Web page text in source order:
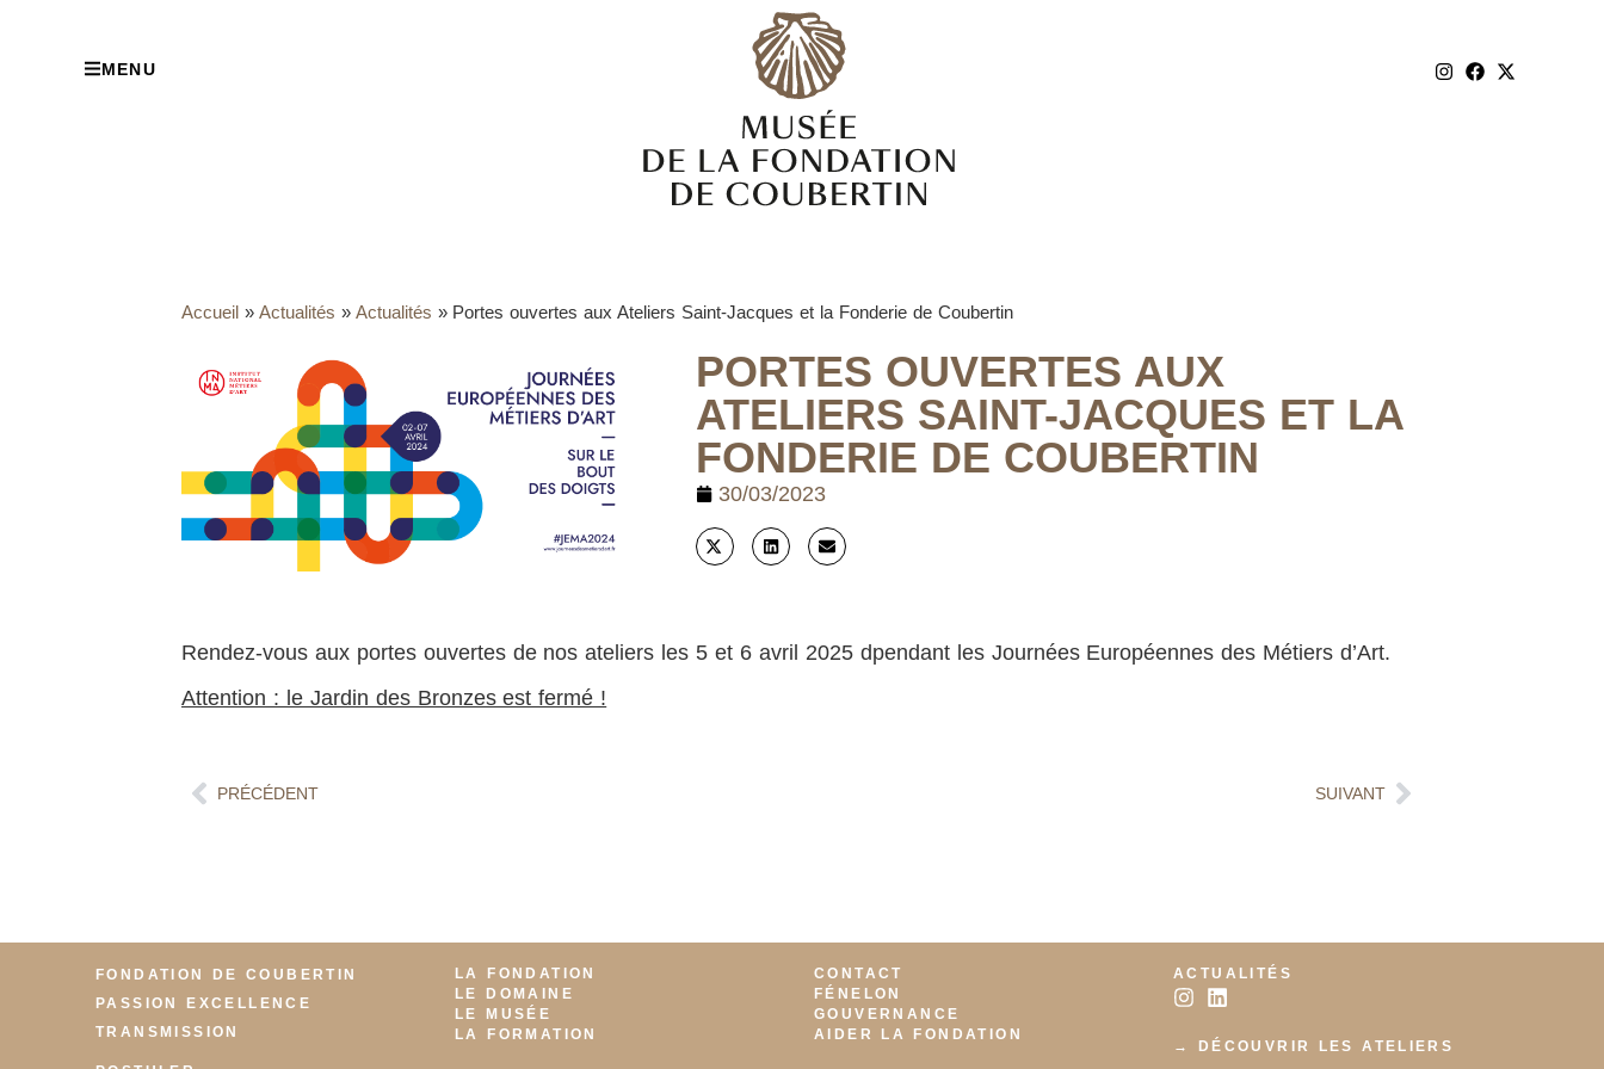
MENU
Accueil » Actualités » Actualités » Portes ouvertes aux Ateliers Saint-Jacques et la Fonderie de Coubertin
PORTES OUVERTES AUX
ATELIERS SAINT-JACQUES ET LA
FONDERIE DE COUBERTIN
30/03/2023
Rendez-vous aux portes ouvertes de nos ateliers les 5 et 6 avril 2025 dpendant les Journées Européennes des Métiers d’Art.
Attention : le Jardin des Bronzes est fermé !
PRÉCÉDENT SUIVANT
FONDATION DE COUBERTIN
PASSION EXCELLENCE
TRANSMISSION
LA FONDATION
LE DOMAINE
LE MUSÉE
LA FORMATION
CONTACT
FÉNELON
GOUVERNANCE
AIDER LA FONDATION
ACTUALITÉS
→ DÉCOUVRIR LES ATELIERS